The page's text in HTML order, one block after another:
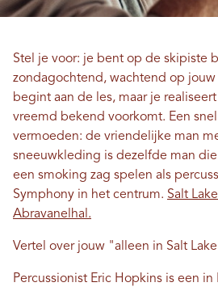
Stel je voor: je bent op de skipiste
zondagochtend, wachtend op jouw
begint aan de les, maar je
vreemd bekend voorkomt. Een
vermoeden: de vriendelijke man
sneeuwkleding is dezelfde man
een smoking zag spelen als
Symphony in het centrum. Salt
Abravanelhal.
Vertel over jouw "alleen in Salt
Percussionist Eric Hopkins is een